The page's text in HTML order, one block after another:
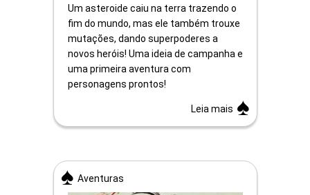
Um asteroide caiu na terra trazendo o
fim do mundo, mas ele também trouxe
mutações, dando superpoderes a
novos heróis! Uma ideia de campanha e
uma primeira aventura com
personagens prontos!
Leia mais
Aventuras